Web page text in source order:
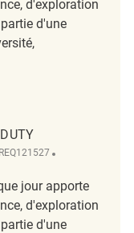
d'exploration
d'une
ReqId
REQ121527
jour apporte
d'exploration
d'une